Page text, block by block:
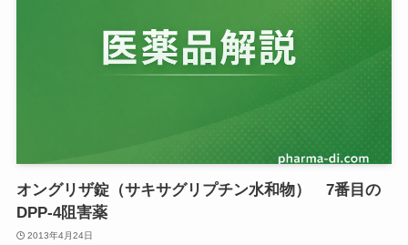
オングリザ錠（サキサグリプチン水和物） 7番目の
DPP-4阻害薬
2013年4月24日